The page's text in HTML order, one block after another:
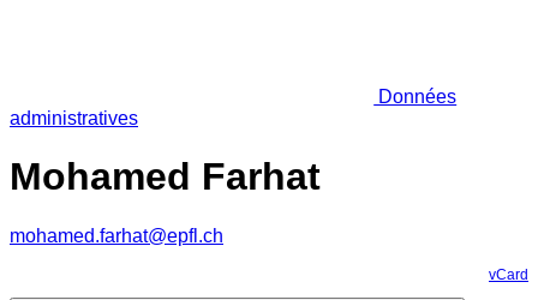
Données
administratives
Mohamed Farhat
mohamed.farhat@epfl.ch
vCard